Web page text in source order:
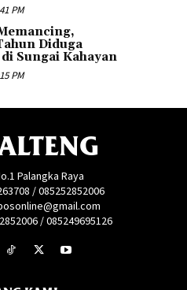
PM
Diduga
Sungai Kahayan
PM
Palangka Raya
/ 085252852006
/ 085249695126